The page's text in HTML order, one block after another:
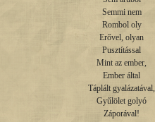
Semmi nem
Rombol oly
Erővel, olyan
Pusztítással
Mint az ember,
Ember által
Táplált gyalázatával,
Gyűlölet golyó
Záporával!